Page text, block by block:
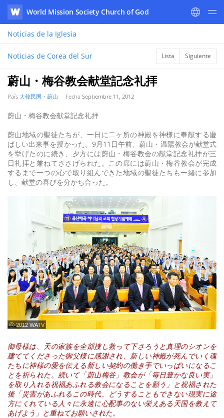
WATV
World Mission Society Church of God
Noticias de la Iglesia
Noticias de Corea del Sur Lista Siguiente
蔚山・梅谷教会献堂記念礼拝
País 大韓民国・蔚山 Fecha Septiembre 11, 2012
蔚山・梅谷教会献堂記念礼拝
蔚山地域の聖徒たちが、一日に二ヶ所の神殿を神様に奉献する慶
ばしい出来事を授かった。9月11日午前、蔚山・温陽教会が献堂式
を挙げたのに続き、夕方には蔚山・梅谷教会の献堂記念礼拝が三
日礼拝と兼ねてささげられた。この席には蔚山・梅谷教会が完成
するまで一つの心で取り組んできた地域の聖徒たちも一緒に参加
し、献堂の喜びを分かち合った。
ⓒ 2012 WATV
御母様は、天の家族を全部捜し救って下さろうと真理のシオンを
建ててくださった御父様に感謝され、新しい神殿が死んでいく魂
たちに神様の愛を伝える新しい契約の働き手でいっぱいになるこ
とを祈られた。続いて「蔚山梅谷」教会が「毎日豊かな良い実」
を取り入れる祝福あふれる教会になることを願う」と祝福された
後「災害があふれるこの時代、どうすることもできない現実に途
方にくれている人々に永遠に心配事のない栄えある天国を教えて
あげよう」と重ねてお願いされた。